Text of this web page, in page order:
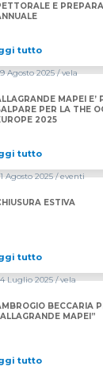
DLES
E
tutto
Agosto 2025/ vela
MAPEI E’
PER LA THE
2025
tutto
Agosto 2025/ eventi
ESTIVA
tutto
Luglio 2025/ vela
BECCARIA
MAPEI”
tutto